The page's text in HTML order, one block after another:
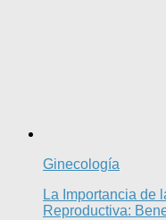
Ginecología
La Importancia de
Reproductiva: